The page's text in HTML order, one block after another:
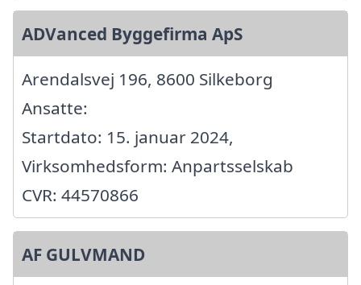
ADVanced Byggefirma ApS
Arendalsvej 196, 8600 Silkeborg
Ansatte:
Startdato: 15. januar 2024,
Virksomhedsform: Anpartsselskab
CVR: 44570866
AF GULVMAND